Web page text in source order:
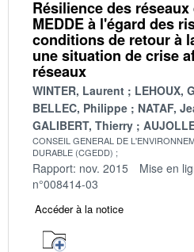
Résilience des
MEDDE à l'égard des
conditions de retour à
une situation de crise
réseaux
WINTER, Laurent
LEHOUX,
BELLEC, Philippe
NATAF,
GALIBERT, Thierry
CONSEIL GENERAL DE
DURABLE (CGEDD)
Rapport: nov. 2015 Mise en
n°008414-03
Accéder à la notice